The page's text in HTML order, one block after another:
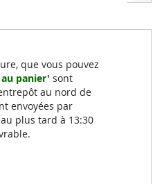
que vous pouvez
panier' sont
au nord de
envoyées par
plus tard à 13:30